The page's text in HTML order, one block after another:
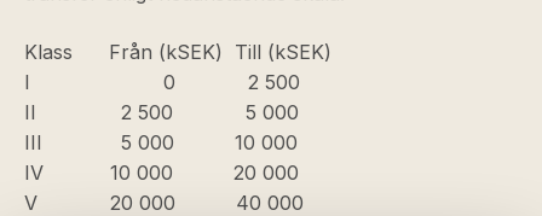
Klass Från (kSEK) Till (kSEK)
I 0 2 500
II 2 500 5 000
III 5 000 10 000
IV 10 000 20 000
V 20 000 40 000